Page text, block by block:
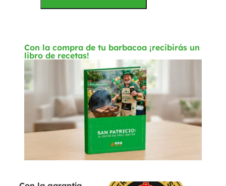
Con la compra de tu barbacoa ¡recibirás un
libro de recetas!